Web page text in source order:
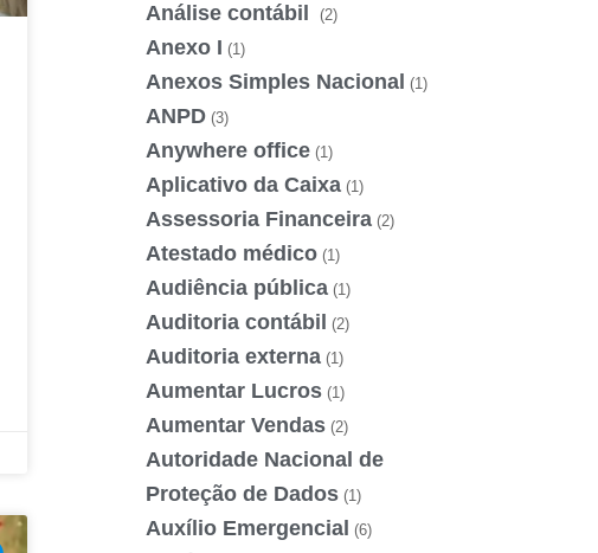
Análise contábil (2)
Anexo I (1)
Anexos Simples Nacional (1)
ANPD (3)
Anywhere office (1)
Aplicativo da Caixa (1)
Assessoria Financeira (2)
Atestado médico (1)
Audiência pública (1)
Auditoria contábil (2)
Auditoria externa (1)
Aumentar Lucros (1)
Aumentar Vendas (2)
Autoridade Nacional de
Proteção de Dados (1)
Auxílio Emergencial (6)